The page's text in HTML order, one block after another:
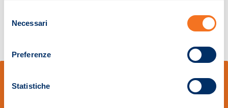
delNecessari
Preferenze
Statistiche
Pistoia 01680210505 – R.E.A. n.155974 - Cap.Soc. € 2.000.000,00 i.v. La
Società adotta il Codice Etico D.lgs. 231/01